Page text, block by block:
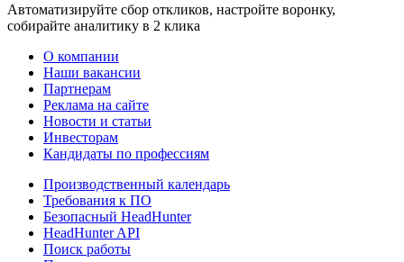
Автоматизируйте сбор откликов, настройте воронку,
собирайте аналитику в 2 клика
О компании
Наши вакансии
Партнерам
Реклама на сайте
Новости и статьи
Инвесторам
Кандидаты по профессиям
Производственный календарь
Требования к ПО
Безопасный HeadHunter
HeadHunter API
Поиск работы